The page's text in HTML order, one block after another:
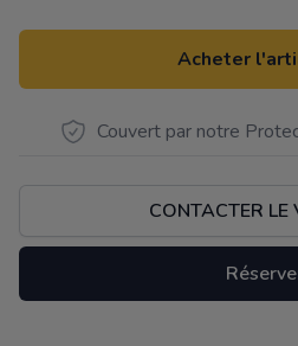
Acheter
Couvert par notre
CONTACTER LE